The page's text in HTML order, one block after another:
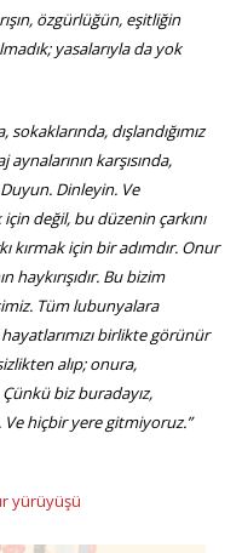
özgürlüğün, eşitliğin
yasalarıyla da yok
dışlandığımız
karşısında,
Dinleyin. Ve
değil, bu düzenin çarkını
kırmak için bir adımdır. Onur
Bu bizim
Tüm lubunyalara
birlikte görünür
alıp; onura,
biz buradayız,
Ve hiçbir yere gitmiyoruz.”
yürüyüşü